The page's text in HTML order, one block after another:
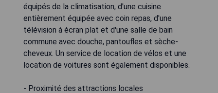
équipés de la climatisation, d'une cuisine
entièrement équipée avec coin repas, d'une
télévision à écran plat et d'une salle de bain
commune avec douche, pantoufles et sèche-
cheveux. Un service de location de vélos et une
location de voitures sont également disponibles.
- Proximité des attractions locales